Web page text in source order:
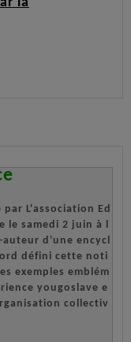
L'association Ed
le samedi 2 juin à l
auteur d'une encycl
défini cette noti
exemples emblém
yougoslave e
collectiv